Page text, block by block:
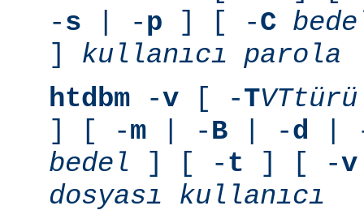
-s | -p ] [ -C
] kullanıcı
parola
htdbm -v [ -TVTtürü
] [ -m | -B | -d |
bedel ] [ -t ] [ -v
dosyası
kullanıcı